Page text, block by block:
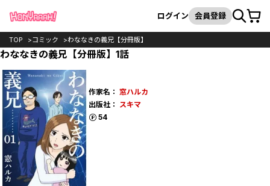
検索
ログイン 会員登録カート
TOP コミック わななきの義兄【分冊版】
わななきの義兄【分冊版】1話
作家名： 窓ハルカ
出版社： スキマ
54
ポイント